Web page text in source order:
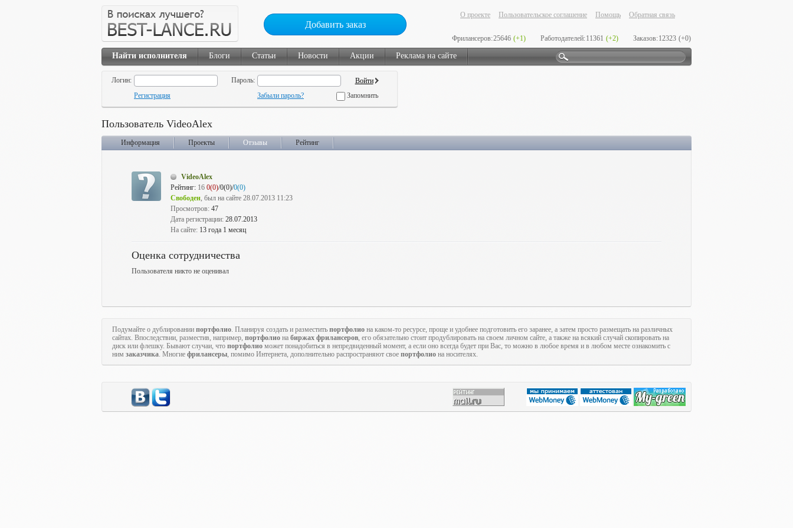
Добавить заказ
О проекте Пользовательское соглашение Помощь Обратная связь
Фрилансеров:25646 (+1) Работодателей:11361 (+2) Заказов:12323 (+0)
Найти исполнителя Блоги Статьи Новости Акции Реклама на сайте
Логин:
Пароль:
Регистрация
Забыли пароль? Запомнить
Пользователь VideoAlex
Информация Проекты Отзывы Рейтинг
VideoAlex
Рейтинг: 16 0(0)/0(0)/0(0)
Свободен, был на сайте 28.07.2013 11:23
Просмотров: 47
Дата регистрации: 28.07.2013
На сайте: 13 года 1 месяц
Оценка сотрудничества
Пользователя никто не оценивал
Подумайте о дублировании портфолио. Планируя создать и разместить портфолио на каком-то ресурсе, проще и удобнее подготовить его заранее, а затем просто размещать на различных
сайтах. Впоследствии, разместив, например, портфолио на биржах фрилансеров, его обязательно стоит продублировать на своем личном сайте, а также на всякий случай скопировать на
диск или флешку. Бывают случаи, что портфолио может понадобиться в непредвиденный момент, а если оно всегда будет при Вас, то можно в любое время и в любом месте ознакомить с
ним заказчика. Многие фрилансеры, помимо Интернета, дополнительно распространяют свое портфолио на носителях.